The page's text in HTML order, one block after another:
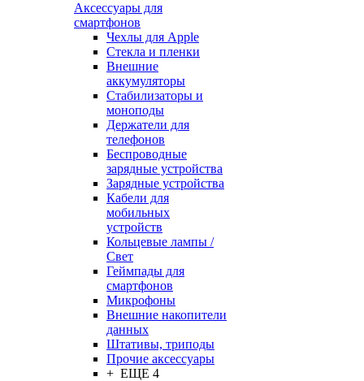
Аксессуары для
смартфонов
Чехлы для Apple
Стекла и пленки
Внешние
аккумуляторы
Стабилизаторы и
моноподы
Держатели для
телефонов
Беспроводные
зарядные устройства
Зарядные устройства
Кабели для
мобильных
устройств
Кольцевые лампы /
Свет
Геймпады для
смартфонов
Микрофоны
Внешние накопители
данных
Штативы, триподы
Прочие аксессуары
+ ЕЩЕ 4